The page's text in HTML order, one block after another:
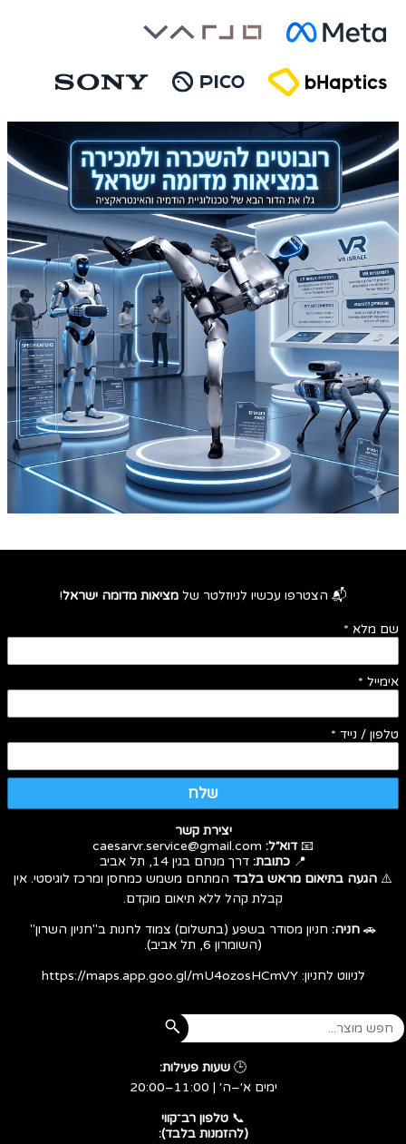
📬 הצטרפו עכשיו לניוזלטר של מציאות מדומה ישראל!
שם מלא *
אימייל *
טלפון / נייד *
שלח
יצירת קשר
📧דוא״ל:
📍 כתובת: דרך מנחם בגין 14, תל אביב
⚠️ הגעה בתיאום מראש בלבד המתחם משמש כמחסן ומרכז לוגיסטי. אין
קבלת קהל ללא תיאום מוקדם.
🚗 חניה: חניון מסודר בשפע (בתשלום) צמוד לחנות ב"חניון השרון"
(השומרון 6, תל אביב).
לניווט לחניון:https://maps.app.goo.gl/mU4ozosHCmVY
🕒 שעות פעילות:
ימים א׳–ה׳ | 11:00–20:00
​​​​​​​📞 טלפון רב־קווי
(להזמנות בלבד):